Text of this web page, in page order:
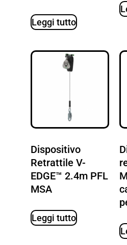
Leggi tutto
Dispositivo
Retrattile V-
EDGE™ 2.4m PFL
MSA
Leggi tutto